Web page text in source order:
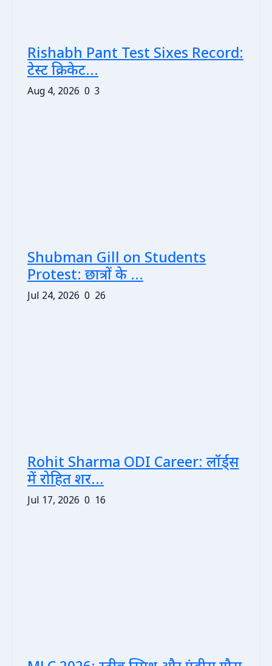
Rishabh Pant Test Sixes Record:
टेस्ट क्रिकेट...
Aug 4, 2026 0 3
Shubman Gill on Students
Protest: छात्रों के ...
Jul 24, 2026 0 26
Rohit Sharma ODI Career: लॉर्ड्स
में रोहित शर...
Jul 17, 2026 0 16